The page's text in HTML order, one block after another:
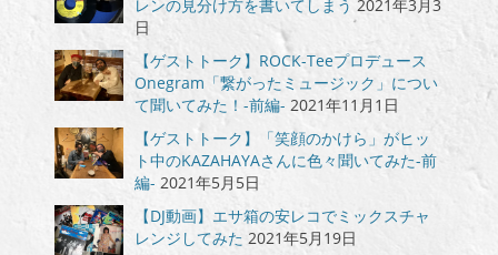
レンの見分け方を書いてしまう 2021年3月3
日
【ゲストトーク】ROCK-Teeプロデュース
Onegram「繋がったミュージック」につい
て聞いてみた！-前編- 2021年11月1日
【ゲストトーク】「笑顔のかけら」がヒッ
ト中のKAZAHAYAさんに色々聞いてみた-前
編- 2021年5月5日
【DJ動画】エサ箱の安レコでミックスチャ
レンジしてみた 2021年5月19日